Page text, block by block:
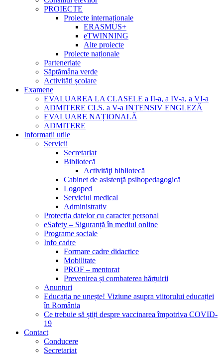
PROIECTE
Proiecte internaționale
ERASMUS+
eTWINNING
Alte proiecte
Proiecte naționale
Parteneriate
Săptămâna verde
Activități școlare
Examene
EVALUAREA LA CLASELE a II-a, a IV-a, a VI-a
ADMITERE CLS. a V-a INTENSIV ENGLEZĂ
EVALUARE NAȚIONALĂ
ADMITERE
Informații utile
Servicii
Secretariat
Bibliotecă
Activităţi bibliotecă
Cabinet de asistenţă psihopedagogică
Logoped
Serviciul medical
Administrativ
Protecția datelor cu caracter personal
eSafety – Siguranță în mediul online
Programe sociale
Info cadre
Formare cadre didactice
Mobilitate
PROF – mentorat
Prevenirea și combaterea hărțuirii
Anunțuri
Educația ne unește! Viziune asupra viitorului educației
în România
Ce trebuie să știți despre vaccinarea împotriva COVID-
19
Contact
Conducere
Secretariat